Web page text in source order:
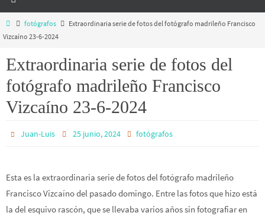
Iniciofotógrafos
Extraordinaria serie de fotos del fotógrafo madrileño Francisco
Vizcaíno 23-6-2024
Extraordinaria serie de fotos del
fotógrafo madrileño Francisco
Vizcaíno 23-6-2024
Juan-Luis 25 junio, 2024 fotógrafos
Esta es la extraordinaria serie de fotos del fotógrafo madrileño
Francisco Vizcaíno del pasado domingo. Entre las fotos que hizo está
la del esquivo rascón, que se llevaba varios años sin fotografiar en